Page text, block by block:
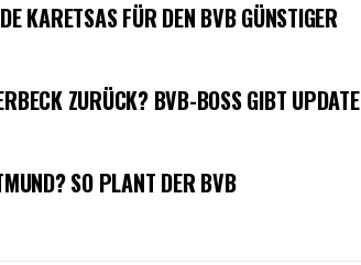
KARETSAS FÜR DEN BVB GÜNSTIGER
ZURÜCK? BVB-BOSS GIBT UPDATE
SO PLANT DER BVB